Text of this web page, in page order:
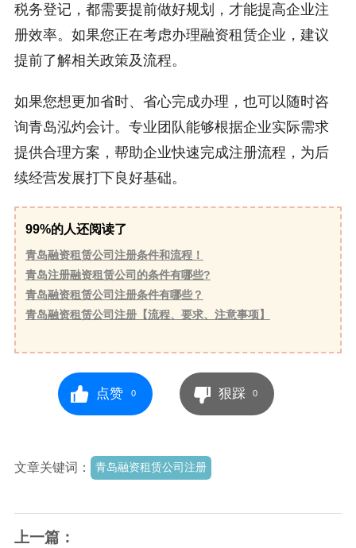
税务登记，都需要提前做好规划，才能提高企业注
册效率。如果您正在考虑办理融资租赁企业，建议
提前了解相关政策及流程。
如果您想更加省时、省心完成办理，也可以随时咨
询青岛泓灼会计。专业团队能够根据企业实际需求
提供合理方案，帮助企业快速完成注册流程，为后
续经营发展打下良好基础。
99%的人还阅读了
青岛融资租赁公司注册条件和流程！
青岛注册融资租赁公司的条件有哪些?
青岛融资租赁公司注册条件有哪些？
青岛融资租赁公司注册【流程、要求、注意事项】
点赞 0 狠踩 0
文章关键词： 青岛融资租赁公司注册
上一篇：